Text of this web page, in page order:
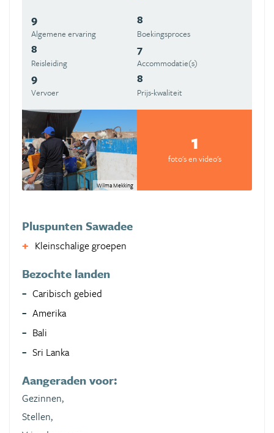
9
Algemene ervaring
8
Boekingsproces
8
Reisleiding
7
Accommodatie(s)
9
Vervoer
8
Prijs-kwaliteit
Wilma Mekking
1
foto's en video's
Pluspunten Sawadee
Kleinschalige groepen
Bezochte landen
Caribisch gebied
Amerika
Bali
Sri Lanka
Aangeraden voor:
Gezinnen,
Stellen,